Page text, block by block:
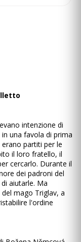
intenzione di
una favola di prima
partiti per le
il loro fratello, il
cercarlo. Durante il
dei padroni del
aiutarle. Ma
mago Triglav, a
l'ordine